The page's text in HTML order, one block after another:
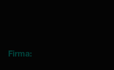
Firma: